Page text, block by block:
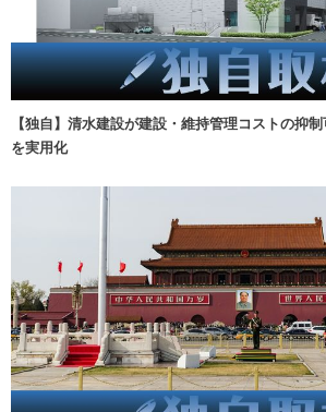
【独自】清水建設が建設・維持管理コストの抑
を実用化